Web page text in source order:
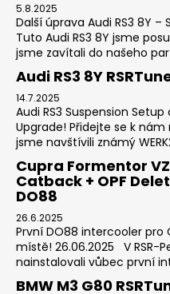
5.8.2025
Další úprava Audi RS3 8Y –
Tuto Audi RS3 8Y jsme
jsme zavítali do našeho
Audi RS3 8Y
14.7.2025
Audi RS3 Suspension
Upgrade! Přidejte se k
jsme navštívili známý
Cupra Formentor
Catback + OPF
DO88
26.6.2025
První DO88 intercooler pro
místě! 26.06.2025 V RSR-
nainstalovali vůbec první
BMW M3 G80